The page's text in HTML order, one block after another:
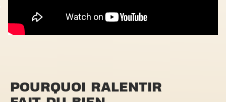
POURQUOI RALENTIR